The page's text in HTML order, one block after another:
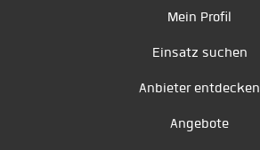
Mein Profil
Einsatz suchen
Anbieter entdecken
Angebote